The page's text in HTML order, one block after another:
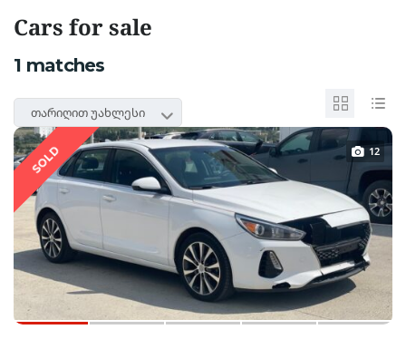
Cars for sale
1 matches
თარიღით უახლესი
SOLD 12